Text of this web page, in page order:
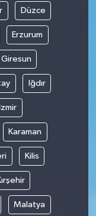
Düzce
Erzurum
Giresun
Iğdır
İzmir
Karaman
Kilis
Malatya